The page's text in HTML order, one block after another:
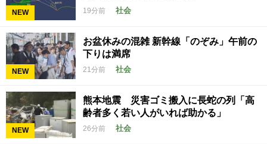
NEW 19分前 社会
NEW
お盆休みの混雑 新幹線「のぞみ」午前の
下りは満席
21分前 社会
NEW
熊本地震 災害ゴミ搬入に長蛇の列「高
齢者多く若い人がいれば助かる」
26分前 社会